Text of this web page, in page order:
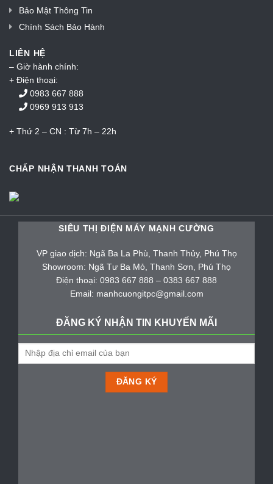
Bảo Mật Thông Tin
Chính Sách Bảo Hành
LIÊN HỆ
– Giờ hành chính:
+ Điện thoại:
0983 667 888
0969 913 913
+ Thứ 2 – CN : Từ 7h – 22h
CHẤP NHẬN THANH TOÁN
SIÊU THỊ ĐIỆN MÁY MẠNH CƯỜNG
VP giao dịch: Ngã Ba La Phù, Thanh Thủy, Phú Thọ
Showroom: Ngã Tư Ba Mỏ, Thanh Sơn, Phú Thọ
Điện thoại: 0983 667 888 – 0383 667 888
Email: manhcuongitpc@gmail.com
ĐĂNG KÝ NHẬN TIN KHUYẾN MÃI